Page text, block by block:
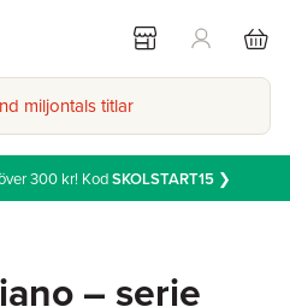
miljontals titlar
300 kr! KodSKOLSTART15❯
– serie